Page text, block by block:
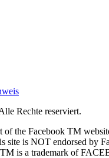
Rechte reserviert.
of the Facebook TM
site is NOT endorsed by
is a trademark of